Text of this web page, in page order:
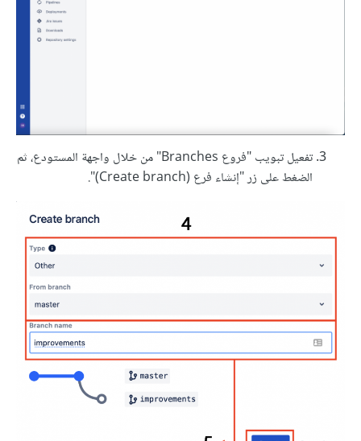
تفعيل تبويب "فروع Branches" من خلال واجهة المستودع، ثم
الضغط على زر "إنشاء فرع (Create branch)".